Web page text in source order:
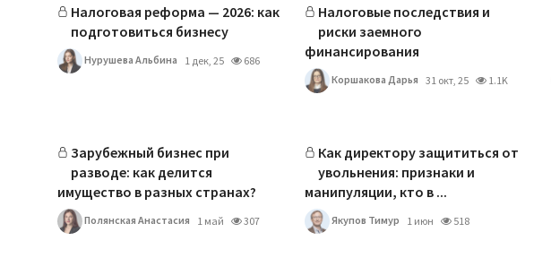
Налоговая реформа — 2026: как
подготовиться бизнесу
Нурушева Альбина 1 дек, 25 686
Налоговые последствия и
риски заемного
финансирования
Коршакова Дарья 31 окт, 25 1.1K
Зарубежный бизнес при
разводе: как делится
имущество в разных странах?
Полянская Анастасия 1 май 307
Как директору защититься от
увольнения: признаки и
манипуляции, кто в ...
Якупов Тимур 1 июн 518